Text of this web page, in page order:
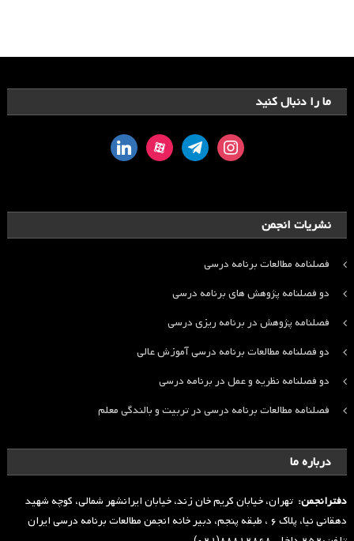
ما را دنبال کنید
instagram
telegram
aparat
linkedin
نشریات انجمن
فصلنامه مطالعات برنامه درسی
دو فصلنامه پژوهش های برنامه درسی
فصلنامه پژوهش در برنامه ریزی درسی
دو فصلنامه مطالعات برنامه درسی آموزش عالی
دو فصلنامه نظریه و عمل در برنامه درسی
فصلنامه مطالعات برنامه درسی در تربیت و بالندگی معلم
درباره ما
دفترانجمن: تهران، خیابان کریم خان زند، خیابان ایرانشهر شمالی، کوچه شهید
دهقانی نیا، پلاک ۶ ، طبقه پنجم، دبیر خانه انجمن مطالعات برنامه درسی ایران